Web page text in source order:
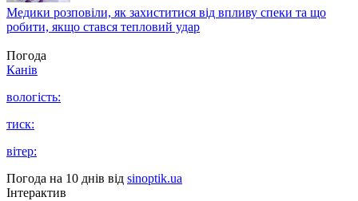
Медики розповіли, як захиститися від впливу спеки та що
робити, якщо стався тепловий удар
Погода
Канів
вологість:
тиск:
вітер:
Погода на 10 днів від sinoptik.ua
Інтерактив